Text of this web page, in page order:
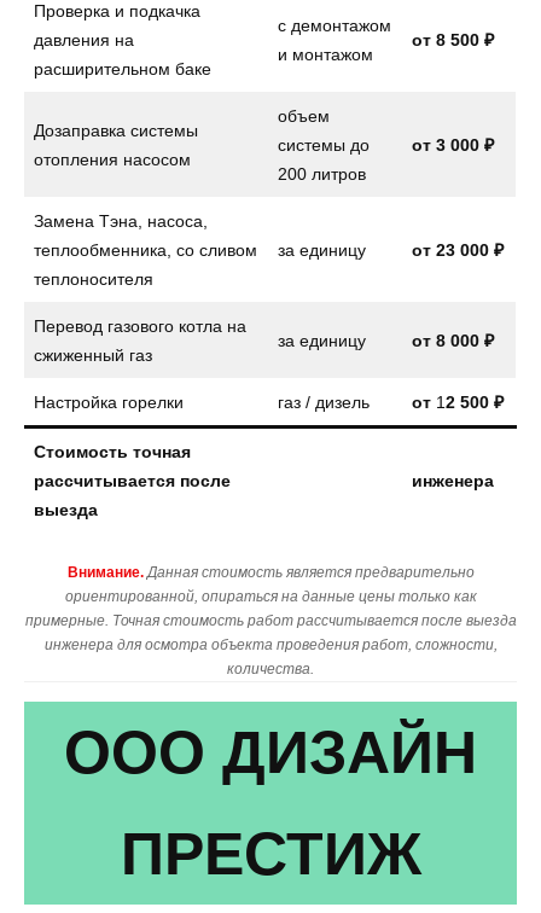
Проверка и подкачка
давления на
расширительном баке
с демонтажом
и монтажом
от 8 500 ₽
Дозаправка системы
отопления насосом
объем
системы до
200 литров
от 3 000 ₽
Замена Тэна, насоса,
теплообменника, со сливом
теплоносителя
за единицу от 23 000 ₽
Перевод газового котла на
сжиженный газ
за единицу от 8 000 ₽
Настройка горелки газ / дизель от 12 500 ₽
Стоимость точная
рассчитывается после
выезда
инженера
Внимание. Данная стоимость является предварительно
ориентированной, опираться на данные цены только как
примерные. Точная стоимость работ рассчитывается после выезда
инженера для осмотра объекта проведения работ, сложности,
количества.
ООО ДИЗАЙН
ПРЕСТИЖ